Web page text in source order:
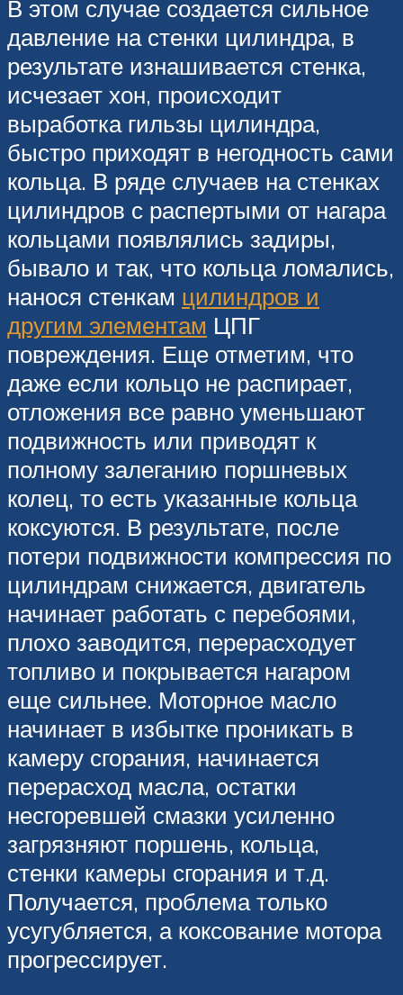
В этом случае создается сильное
давление на стенки цилиндра, в
результате изнашивается стенка,
исчезает хон, происходит
выработка гильзы цилиндра,
быстро приходят в негодность сами
кольца. В ряде случаев на стенках
цилиндров с распертыми от нагара
кольцами появлялись задиры,
бывало и так, что кольца ломались,
нанося стенкам цилиндров и
другим элементам ЦПГ
повреждения. Еще отметим, что
даже если кольцо не распирает,
отложения все равно уменьшают
подвижность или приводят к
полному залеганию поршневых
колец, то есть указанные кольца
коксуются. В результате, после
потери подвижности компрессия по
цилиндрам снижается, двигатель
начинает работать с перебоями,
плохо заводится, перерасходует
топливо и покрывается нагаром
еще сильнее. Моторное масло
начинает в избытке проникать в
камеру сгорания, начинается
перерасход масла, остатки
несгоревшей смазки усиленно
загрязняют поршень, кольца,
стенки камеры сгорания и т.д.
Получается, проблема только
усугубляется, а коксование мотора
прогрессирует.